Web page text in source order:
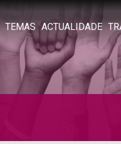
TEMAS ACTUALIDADE